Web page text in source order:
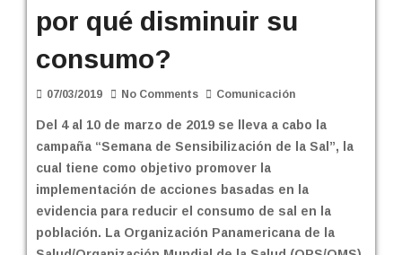
por qué disminuir su
consumo?
07/03/2019 No Comments Comunicación
Del 4 al 10 de marzo de 2019 se lleva a cabo la
campaña “Semana de Sensibilización de la Sal”, la
cual tiene como objetivo promover la
implementación de acciones basadas en la
evidencia para reducir el consumo de sal en la
población. La Organización Panamericana de la